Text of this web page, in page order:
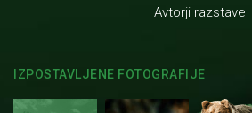
Avtorji razstave
IZPOSTAVLJENE FOTOGRAFIJE